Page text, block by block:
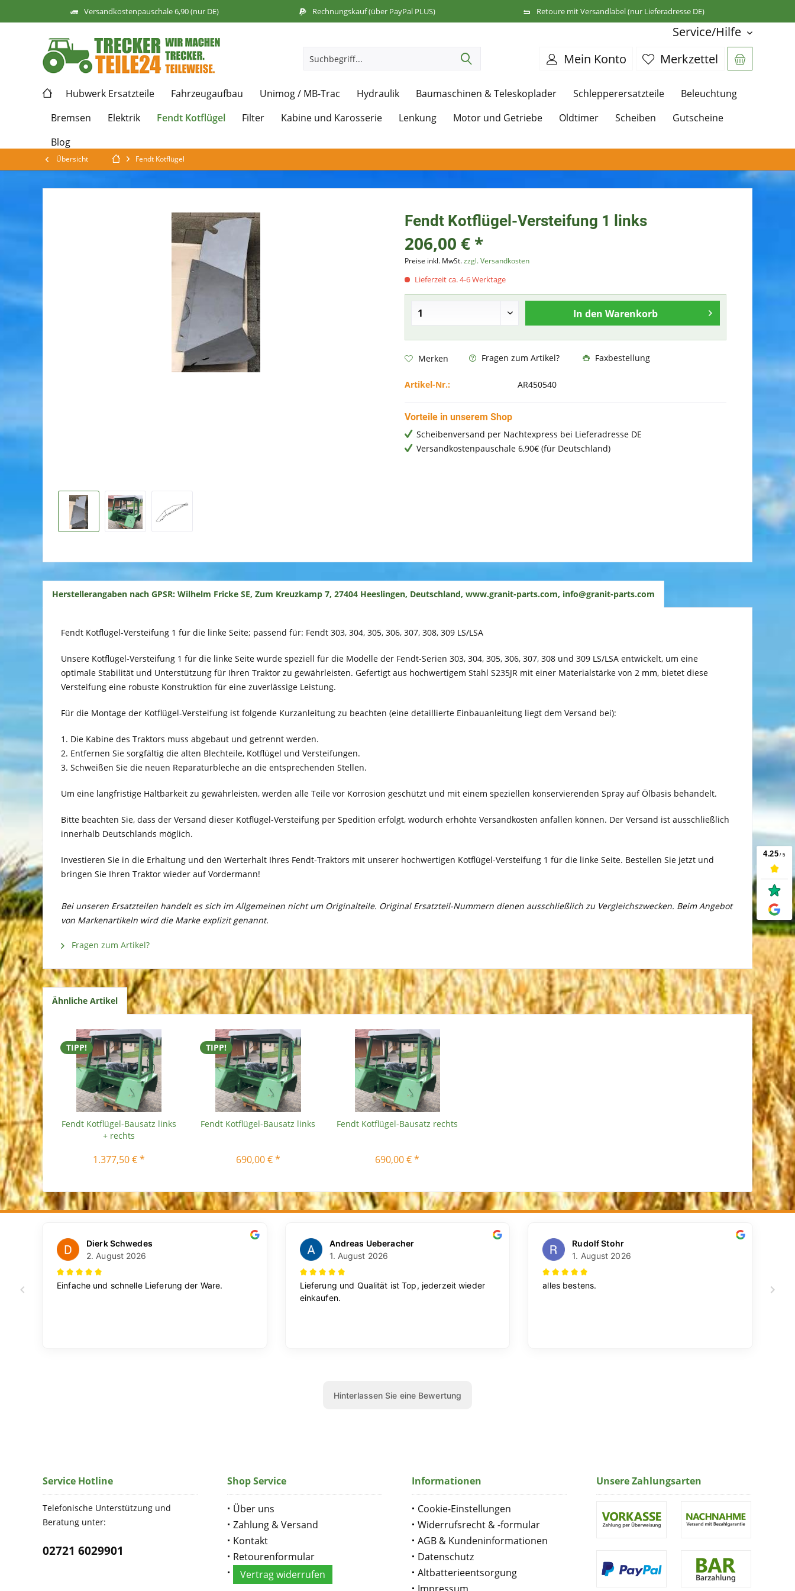
Versandkostenpauschale 6,90 (nur DE) Rechnungskauf (über PayPal PLUS) Retoure mit Versandlabel (nur Lieferadresse DE)
Service/Hilfe
Merkzettel
Mein Konto
Hubwerk Ersatzteile Fahrzeugaufbau Unimog / MB-Trac Hydraulik Baumaschinen & Teleskoplader Schlepperersatzteile
Beleuchtung
Bremsen
Elektrik Fendt Kotflügel Filter Kabine und Karosserie Lenkung Motor und Getriebe Oldtimer Scheiben
Gutscheine
Blog
Übersicht Fendt Kotflügel
Fendt Kotflügel-Versteifung 1 links
206,00 € *
Preise inkl. MwSt.zzgl. Versandkosten
Lieferzeit ca. 4-6 Werktage
In den Warenkorb
Merken Fragen zum Artikel? Faxbestellung
Artikel-Nr.: AR450540
Vorteile in unserem Shop
Scheibenversand per Nachtexpress bei Lieferadresse DE
Versandkostenpauschale 6,90€ (für Deutschland)
Herstellerangaben nach GPSR: Wilhelm Fricke SE, Zum Kreuzkamp 7, 27404 Heeslingen, Deutschland, www.granit-parts.com, info@granit-parts.com
Fendt Kotflügel-Versteifung 1 für die linke Seite; passend für: Fendt 303, 304, 305, 306, 307, 308, 309 LS/LSA
Unsere Kotflügel-Versteifung 1 für die linke Seite wurde speziell für die Modelle der Fendt-Serien 303, 304, 305, 306, 307, 308 und 309 LS/LSA entwickelt, um eine
optimale Stabilität und Unterstützung für Ihren Traktor zu gewährleisten. Gefertigt aus hochwertigem Stahl S235JR mit einer Materialstärke von 2 mm, bietet diese
Versteifung eine robuste Konstruktion für eine zuverlässige Leistung.
Für die Montage der Kotflügel-Versteifung ist folgende Kurzanleitung zu beachten (eine detaillierte Einbauanleitung liegt dem Versand bei):
1. Die Kabine des Traktors muss abgebaut und getrennt werden.
2. Entfernen Sie sorgfältig die alten Blechteile, Kotflügel und Versteifungen.
3. Schweißen Sie die neuen Reparaturbleche an die entsprechenden Stellen.
Um eine langfristige Haltbarkeit zu gewährleisten, werden alle Teile vor Korrosion geschützt und mit einem speziellen konservierenden Spray auf Ölbasis behandelt.
Bitte beachten Sie, dass der Versand dieser Kotflügel-Versteifung per Spedition erfolgt, wodurch erhöhte Versandkosten anfallen können. Der Versand ist ausschließlich
innerhalb Deutschlands möglich.
Investieren Sie in die Erhaltung und den Werterhalt Ihres Fendt-Traktors mit unserer hochwertigen Kotflügel-Versteifung 1 für die linke Seite. Bestellen Sie jetzt und
bringen Sie Ihren Traktor wieder auf Vordermann!
Bei unseren Ersatzteilen handelt es sich im Allgemeinen nicht um Originalteile. Original Ersatzteil-Nummern dienen ausschließlich zu Vergleichszwecken. Beim Angebot
von Markenartikeln wird die Marke explizit genannt.
Fragen zum Artikel?
Ähnliche Artikel
TIPP!
Fendt Kotflügel-Bausatz links
+ rechts
1.377,50 € *
TIPP!
Fendt Kotflügel-Bausatz links
690,00 € *
Fendt Kotflügel-Bausatz rechts
690,00 € *
Service Hotline
Telefonische Unterstützung und
Beratung unter:
02721 6029901
Shop Service
Über uns
Zahlung & Versand
Kontakt
Retourenformular
Vertrag widerrufen
Informationen
Cookie-Einstellungen
Widerrufsrecht & -formular
AGB & Kundeninformationen
Datenschutz
Altbatterieentsorgung
Unsere Zahlungsarten